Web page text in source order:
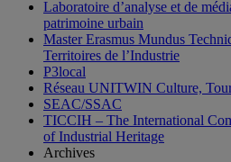
Laboratoire d’analyse et de
patrimoine urbain
Master Erasmus Mundus
Territoires de l’Industrie
P3local
Réseau UNITWIN Culture,
SEAC/SSAC
TICCIH – The International
of Industrial Heritage
Archives